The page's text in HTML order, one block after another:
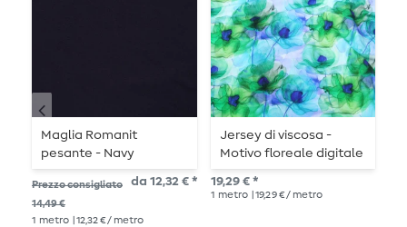
Maglia Romanit
pesante - Navy
Prezzo consigliato
14,49 €
da 12,32 € *
1 metro | 12,32 € / metro
Jersey di viscosa -
Motivo floreale digitale
verde
19,29 € *
1 metro | 19,29 € / metro